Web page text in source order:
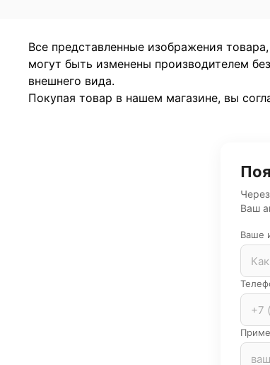
Все представленные изображения
могут быть изменены производителем
внешнего вида.
Покупая товар в нашем магазине, вы
Ваш
Ваше